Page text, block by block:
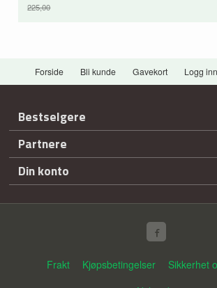
225,00
Forside Bli kunde Gavekort Logg inn
Bestselgere
Partnere
Din konto
Frakt Kjøpsbetingelser
Sikkerhet